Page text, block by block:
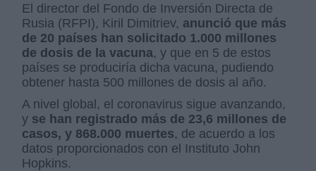
El director del Fondo de Inversión Directa de
Rusia (RFPI), Kiril Dimitriev, anunció que más
de 20 países han solicitado 1.000 millones
de dosis de la vacuna, y que en 5 de estos
países se produciría dicha vacuna, pudiendo
obtener hasta 500 millones de dosis al año.
A nivel global, el coronavirus sigue avanzando,
y se han registrado más de 23,6 millones de
casos, y 868.000 muertes, de acuerdo a los
datos proporcionados con el Instituto John
Hopkins.